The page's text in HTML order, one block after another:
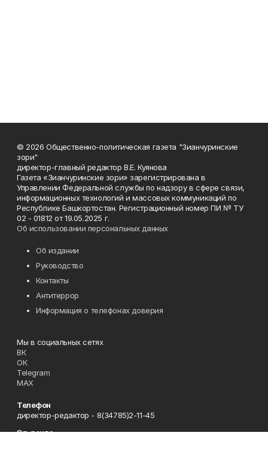
© 2026 Общественно-политическая газета "Зианчуринские
зори"
директор-главный редактор В.Е. Куянова
Газета «Зианчуринские зори» зарегистрирована в
Управлении Федеральной службы по надзору в сфере связи,
информационных технологий и массовых коммуникаций по
Республике Башкортостан. Регистрационный номер ПИ № ТУ
02 - 01812 от 19.05.2025 г.
Об использовании персональных данных
Об издании
Руководство
Контакты
Антитеррор
Информация о телефонах доверия
Мы в социальных сетях
ВК
ОК
Telegram
MAX
Телефон
директор-редактор - 8(34785)2-11-45
Эл. почта